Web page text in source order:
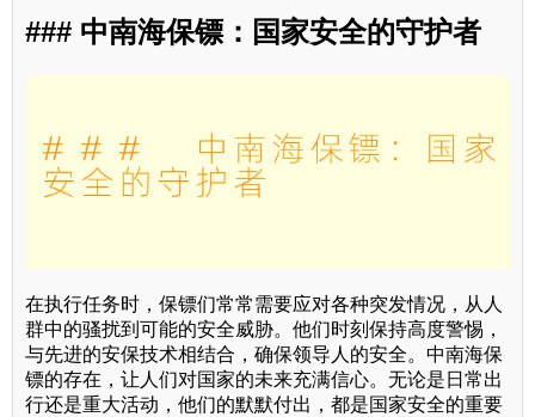
### 中南海保镖：国家安全的守护者
在执行任务时，保镖们常常需要应对各种突发情况，从人
群中的骚扰到可能的安全威胁。他们时刻保持高度警惕，
与先进的安保技术相结合，确保领导人的安全。中南海保
镖的存在，让人们对国家的未来充满信心。无论是日常出
行还是重大活动，他们的默默付出，都是国家安全的重要